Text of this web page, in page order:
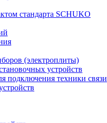
стандарта SCHUKO
(электроплиты)
устройств
подключения техники связи